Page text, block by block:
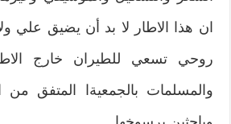
ان‮ ‬هذا الاطار لا بد أن‮ ‬يضيق علي
روحي‮ ‬تسعي للطيران خارج
والمسلمات بالجمعيةا‮ ‬المتفق من